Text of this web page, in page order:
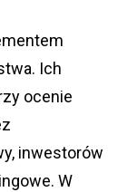
Ich
ocenie
inwestorów
W